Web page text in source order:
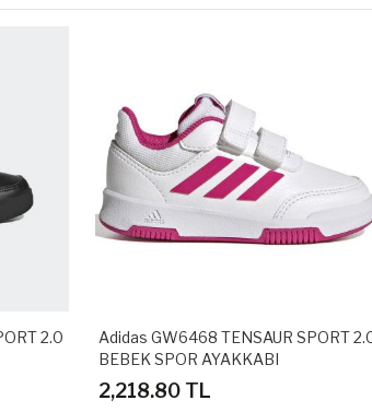
2.0
Adidas GW6468 TENSAUR SPORT
BEBEK SPOR AYAKKABI
2,218.80 TL